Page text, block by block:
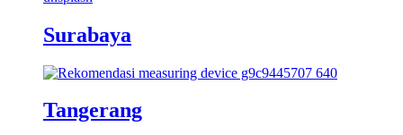
Surabaya
Tangerang